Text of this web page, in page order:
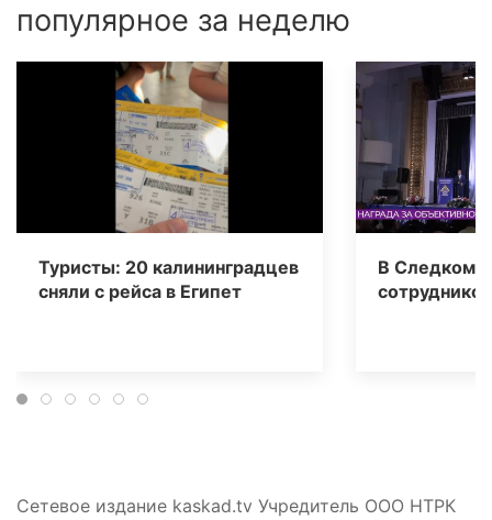
популярное за неделю
Туристы: 20 калининградцев
сняли с рейса в Египет
В Следкоме
Сетевое издание kaskad.tv Учредитель ООО НТРК